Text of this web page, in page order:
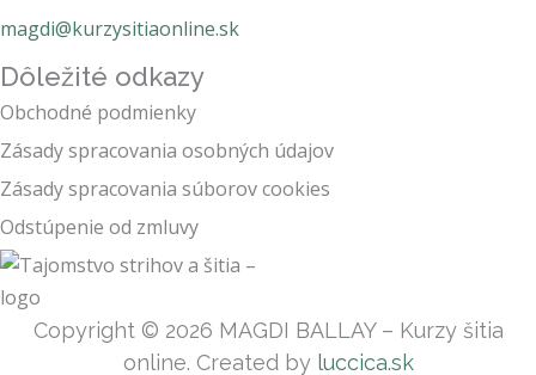
magdi@kurzysitiaonline.sk
Dôležité odkazy
Obchodné podmienky
Zásady spracovania osobných údajov
Zásady spracovania súborov cookies
Odstúpenie od zmluvy
Copyright © 2026 MAGDI BALLAY – Kurzy šitia
online. Created by luccica.sk